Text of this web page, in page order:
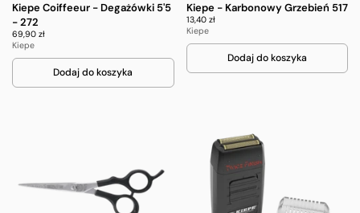
Kiepe Coiffeeur - Degażówki 5'5
- 272
69,90 zł
Kiepe
Dodaj do koszyka
Kiepe - Karbonowy Grzebień 517
13,40 zł
Kiepe
Dodaj do koszyka